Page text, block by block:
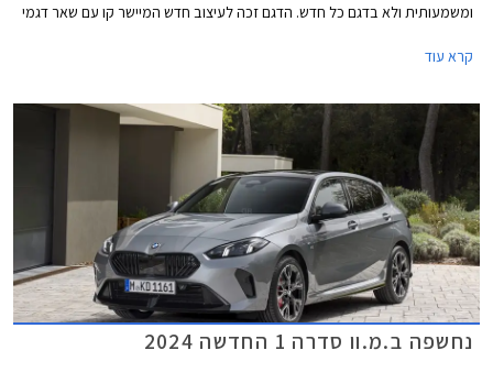
ומשמעותית ולא בדגם כל חדש. הדגם זכה לעיצוב חדש המיישר קו עם שאר דגמי
ישווק הדגם בגרסאות 120 ו- M135, כשבהמשך תגיע גרסת הכניסה 116.
קרא עוד
נחשפה ב.מ.וו סדרה 1 החדשה 2024